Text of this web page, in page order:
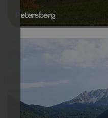
Petersberg